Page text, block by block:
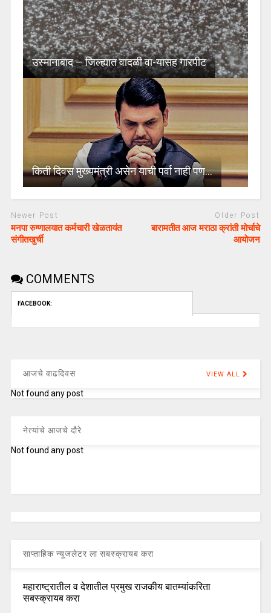
उस्मानाबाद – जिल्ह्यात वादळी वा-यासह गारपीट
किती दिवस मुख्यमंत्री असेन याची पर्वा नाही पण…
Newer Post
मनपा रुग्णालयात कर्मचारी खेळतायंत
संगीतखुर्ची
Older Post
बारामतीत आज मराठा क्रांती मोर्चाचे
आयोजन
COMMENTS
FACEBOOK:
आजचे वाढदिवस VIEW ALL
Not found any post
नेत्यांचे आजचे दौरे
Not found any post
साप्ताहिक न्यूजलेटर ला सबस्क्रायब करा
महाराष्ट्रातील व देशातील प्रमुख राजकीय बातम्यांकरिता
सबस्क्रायब करा